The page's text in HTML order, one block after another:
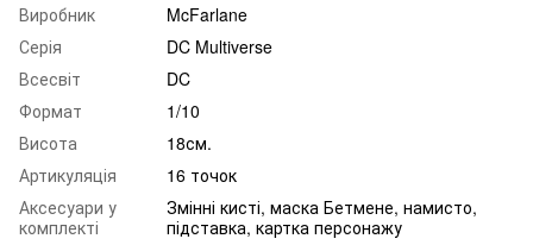
Виробник
McFarlane
Серія
DC Multiverse
Всесвіт
DC
Формат
1/10
Висота
18см.
Артикуляція
16 точок
Аксесуари у
комплекті
Змінні кисті, маска Бетмене, намисто,
підставка, картка персонажу